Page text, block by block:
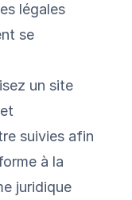
légales
se
un site
suivies afin
à la
juridique